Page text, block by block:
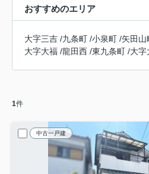
おすすめのエリア
大字三吉 /九条町 /小泉町 /矢田山
大字大福 /龍田西 /東九条町 /大字
1件
中古一戸建